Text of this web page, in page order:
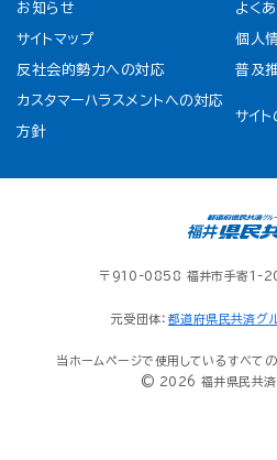
お知らせ よく
サイトマップ 個人
反社会的勢力への対応 普及
カスタマーハラスメントへの対応
方針
サイ
〒910-0858 福井市手寄1-
元受団体： 都道府県民共済グ
当ホームページで使用しているすべて
© 2026 福井県民共済